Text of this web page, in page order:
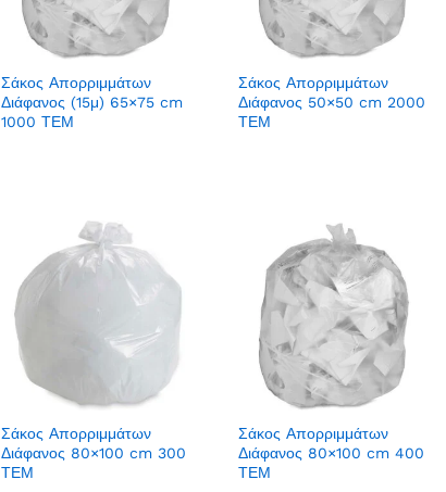
Σάκος Απορριμμάτων
Διάφανος (15μ) 65×75 cm
1000 ΤΕΜ
Σάκος Απορριμμάτων
Διάφανος 50×50 cm 2000
ΤΕΜ
Σάκος Απορριμμάτων
Διάφανος 80×100 cm 300
ΤΕΜ
Σάκος Απορριμμάτων
Διάφανος 80×100 cm 400
ΤΕΜ